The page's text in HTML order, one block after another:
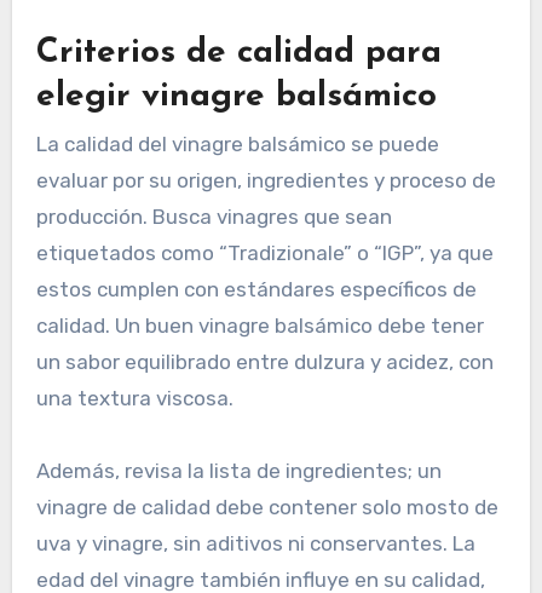
Criterios de calidad para
elegir vinagre balsámico
La calidad del vinagre balsámico se puede
evaluar por su origen, ingredientes y proceso de
producción. Busca vinagres que sean
etiquetados como “Tradizionale” o “IGP”, ya que
estos cumplen con estándares específicos de
calidad. Un buen vinagre balsámico debe tener
un sabor equilibrado entre dulzura y acidez, con
una textura viscosa.
Además, revisa la lista de ingredientes; un
vinagre de calidad debe contener solo mosto de
uva y vinagre, sin aditivos ni conservantes. La
edad del vinagre también influye en su calidad,